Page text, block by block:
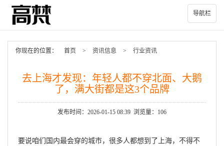
导航栏
你现在的位置： 首页 > 资讯信息 > 行业资讯
去上海才发现：年轻人都不穿北面、大鹅
了，满大街都是这3个品牌
发布时间：2026-01-15 08:39 浏览量：106
要说咱们国内最会穿的城市，很多人都想到了上海，不得不